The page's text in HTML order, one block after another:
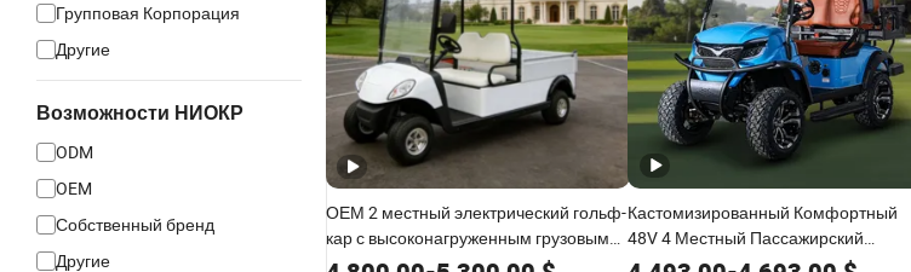
Групповая Корпорация
Другие
Возможности НИОКР
ODM
OEM
Собственный бренд
Другие
ОЕМ 2 местный электрический гольф-
кар с высоконагруженным грузовым
ящиком и индивидуальными чехлами
Кастомизированный Комфортный
48V 4 Местный Пассажирский
Утилитарный Автомобиль Поднятый